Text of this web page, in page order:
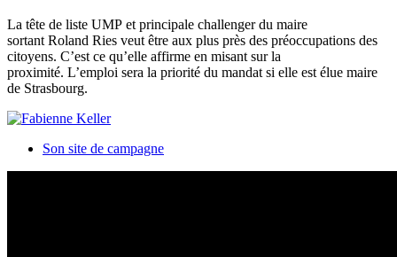
La tête de liste UMP et principale challenger du maire
sortant Roland Ries veut être aux plus près des préoccupations des
citoyens. C’est ce qu’elle affirme en misant sur la
proximité. L’emploi sera la priorité du mandat si elle est élue maire
de Strasbourg.
Son site de campagne